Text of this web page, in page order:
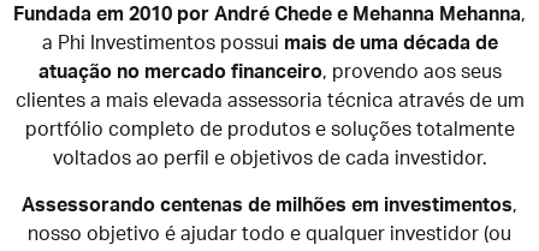
Fundada em 2010 por André Chede e Mehanna Mehanna,
a Phi Investimentos possui mais de uma década de
atuação no mercado financeiro, provendo aos seus
clientes a mais elevada assessoria técnica através de um
portfólio completo de produtos e soluções totalmente
voltados ao perfil e objetivos de cada investidor.
Assessorando centenas de milhões em investimentos,
nosso objetivo é ajudar todo e qualquer investidor (ou